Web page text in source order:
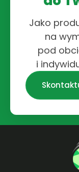
Jako
na
pod
i